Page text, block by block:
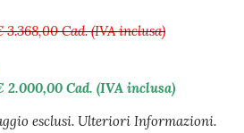
3.368,00 Cad. (IVA inclusa)
2.000,00 Cad. (IVA inclusa)
esclusi. Ulteriori Informazioni.